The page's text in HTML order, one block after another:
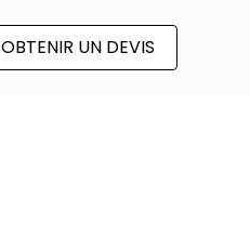
OBTENIR UN DEVIS